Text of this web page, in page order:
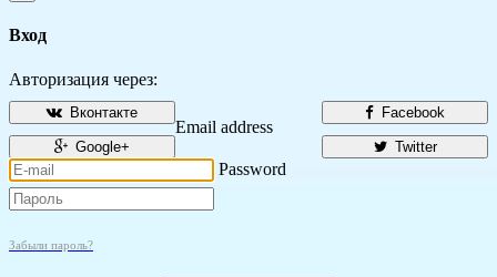
Вход
Авторизация через:
Facebook
Вконтакте
Twitter
Google+
Email address
Password
Забыли пароль?